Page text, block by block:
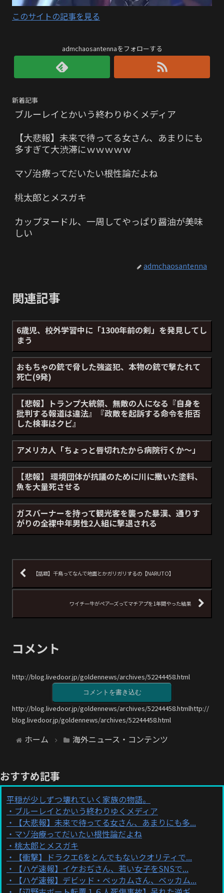
このサイトの記事を見る
admchaosantennaをフォローする
新着記事
ブルーレイとかいう終わりゆくメディア
【大悲報】未来で待ってる女さん、あまりにも
多すぎて大渋滞にｗｗｗｗｗ
マゾ治療ってだいたい根性論だよね
桃太郎とメスガキ
カップヌードル、一周してやっぱり醤油が美味
しい
admchaosantenna
関連記事
6歳児、校外学習中に「1300年前の剣」を発見してし
まう
おもちゃの銃で脅した強盗犯、本物の銃で撃たれて
死亡(9発)
【悲報】トランプ大統領、無敵の人になる『自身を
批判する報道は違法』『政敵を起訴する命令を拒否
した検事はクビ』
アメリカ人「ちょっと唇切れたから病院行くか～」
【悲報】 環境団体が抗議のために川に撒いた塗料、
魚を大量死させる
ガスバーナーを持って観光客を襲った暴漢、通りす
がりの全裸中年男性2人組に撃退される
【話題】千鳥ってなんで地面とかガリガリするの【NARUTO】
ワイチー牛がペアーズってマチアプを1年間やった結果
コメント
http://blog.livedoor.jp/goldennews/archives/52244458.html
コメントを書き込む
http://blog.livedoor.jp/goldennews/archives/52244458.htmlhttp://
blog.livedoor.jp/goldennews/archives/52244458.html
ホーム 海外ニュース・コンテンツ
おすすめ記事
平穏が少しずつ壊れていく家族の物語。
ブルーレイとかいう終わりゆくメディア
【大悲報】未来で待ってる女さん、あまりにも多...
マゾ治療ってだいたい根性論だよね
桃太郎とメスガキ
【衝撃】ドラクエ6をとんでもないクオリティで...
【ハゲ速報】イケおぢさん、若い女子をSNSで...
【ハゲ速報】デビッド・ベッカムさん、ベッカム...